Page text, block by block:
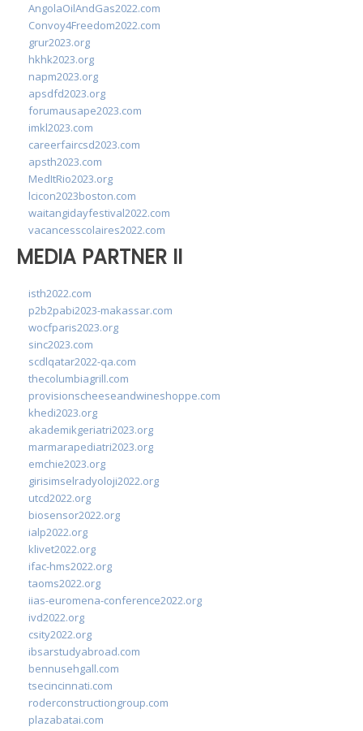
AngolaOilAndGas2022.com
Convoy4Freedom2022.com
grur2023.org
hkhk2023.org
napm2023.org
apsdfd2023.org
forumausape2023.com
imkl2023.com
careerfaircsd2023.com
apsth2023.com
MedItRio2023.org
lcicon2023boston.com
waitangidayfestival2022.com
vacancesscolaires2022.com
MEDIA PARTNER II
isth2022.com
p2b2pabi2023-makassar.com
wocfparis2023.org
sinc2023.com
scdlqatar2022-qa.com
thecolumbiagrill.com
provisionscheeseandwineshoppe.com
khedi2023.org
akademikgeriatri2023.org
marmarapediatri2023.org
emchie2023.org
girisimselradyoloji2022.org
utcd2022.org
biosensor2022.org
ialp2022.org
klivet2022.org
ifac-hms2022.org
taoms2022.org
iias-euromena-conference2022.org
ivd2022.org
csity2022.org
ibsarstudyabroad.com
bennusehgall.com
tsecincinnati.com
roderconstructiongroup.com
plazabatai.com